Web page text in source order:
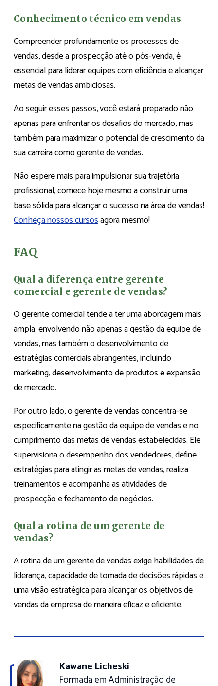
Conhecimento técnico em vendas
Compreender profundamente os processos de
vendas, desde a prospecção até o pós-venda, é
essencial para liderar equipes com eficiência e alcançar
metas de vendas ambiciosas.
Ao seguir esses passos, você estará preparado não
apenas para enfrentar os desafios do mercado, mas
também para maximizar o potencial de crescimento da
sua carreira como gerente de vendas.
Não espere mais para impulsionar sua trajetória
profissional, comece hoje mesmo a construir uma
base sólida para alcançar o sucesso na área de vendas!
Conheça nossos cursosagora mesmo!
FAQ
Qual a diferença entre gerente
comercial e gerente de vendas?
O gerente comercial tende a ter uma abordagem mais
ampla, envolvendo não apenas a gestão da equipe de
vendas, mas também o desenvolvimento de
estratégias comerciais abrangentes, incluindo
marketing, desenvolvimento de produtos e expansão
de mercado.
Por outro lado, o gerente de vendas concentra-se
especificamente na gestão da equipe de vendas e no
cumprimento das metas de vendas estabelecidas. Ele
supervisiona o desempenho dos vendedores, define
estratégias para atingir as metas de vendas, realiza
treinamentos e acompanha as atividades de
prospecção e fechamento de negócios.
Qual a rotina de um gerente de
vendas?
A rotina de um gerente de vendas exige habilidades de
liderança, capacidade de tomada de decisões rápidas e
uma visão estratégica para alcançar os objetivos de
vendas da empresa de maneira eficaz e eficiente.
Kawane Licheski
Formada em Administração de